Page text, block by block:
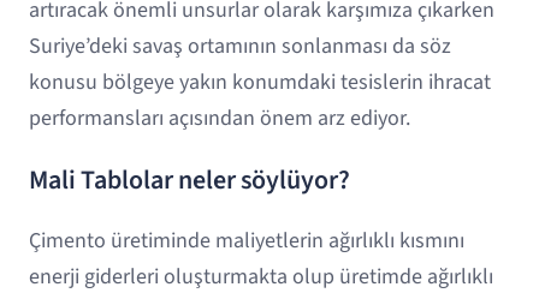
artıracak önemli unsurlar olarak karşımıza çıkarken
Suriye’deki savaş ortamının sonlanması da söz
konusu bölgeye yakın konumdaki tesislerin ihracat
performansları açısından önem arz ediyor.
Mali Tablolar neler söylüyor?
Çimento üretiminde maliyetlerin ağırlıklı kısmını
enerji giderleri oluşturmakta olup üretimde ağırlıklı